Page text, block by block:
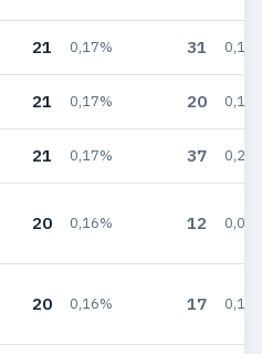
21 0,17% 31
21 0,17% 20
21 0,17% 37
20 0,16% 12
20 0,16% 17